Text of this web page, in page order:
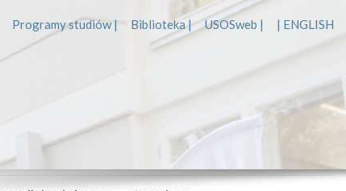
Programy studiów | Biblioteka | USOSweb | | ENGLISH